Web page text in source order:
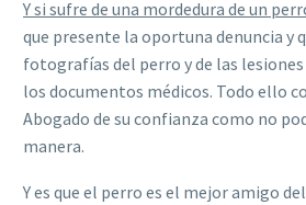
Y si sufre de una mordedura de un
que presente la oportuna denuncia y
fotografías del perro y de las
los documentos médicos. Todo ello
Abogado de su confianza como no
manera.
Y es que el perro es el mejor amigo